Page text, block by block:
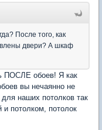
После того, как
двери? А шкаф
ПОСЛЕ обоев! Я как
вы нечаянно не
наших потолков так
потолком, потолок